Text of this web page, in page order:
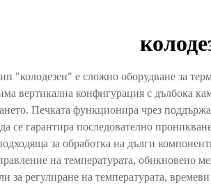
"колодезен" е сложно оборудване за
вертикална конфигурация с дълбока
Печката функционира чрез
се гарантира последователно
за обработка на дълги
на температурата, обикновено
за регулиране на температурата,